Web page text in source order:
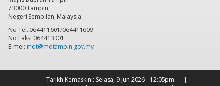
73000 Tampin,
Negeri Sembilan, Malaysia
No Tel: 064411601/064411609
No Faks: 064413001
E-mel: mdt@mdtampin.gov.my
Tarikh Kemaskini: Selasa, 9 Jun 2026 - 12:05pm